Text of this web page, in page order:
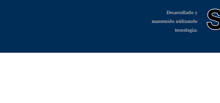
Desarrollado y
mantenido utilizando
tecnología: